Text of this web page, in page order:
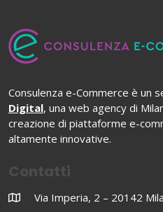
Consulenza e-Commerce è un
Digital, una web agency di
creazione di piattaforme e-
altamente innovative.
Contatti
Via Imperia, 2 – 20142